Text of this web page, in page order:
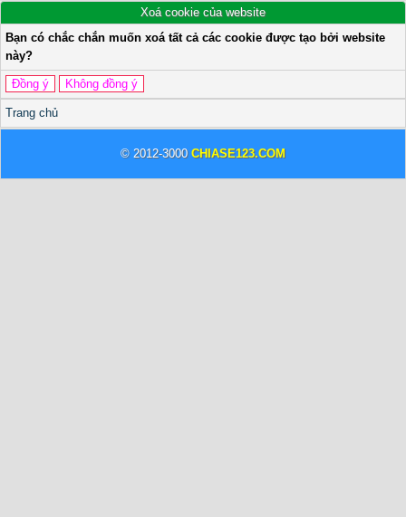
Xoá cookie của website
Bạn có chắc chắn muốn xoá tất cả các cookie được tạo bởi website
này?
Trang chủ
© 2012-3000 CHIASE123.COM